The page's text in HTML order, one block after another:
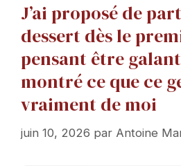
J’ai proposé de
dessert dès le
pensant être galant
montré ce que ce
vraiment de moi
juin 10, 2026 par Antoine